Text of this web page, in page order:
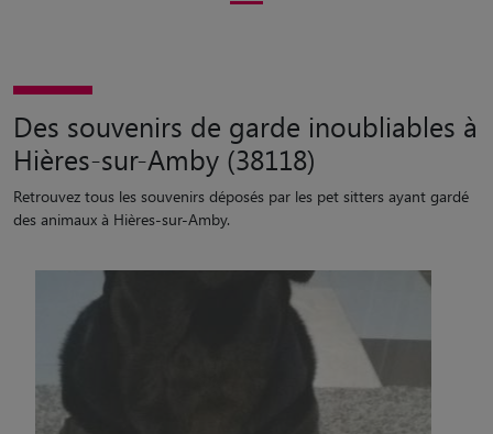
Des souvenirs de garde inoubliables à
Hières-sur-Amby (38118)
Retrouvez tous les souvenirs déposés par les pet sitters ayant gardé
des animaux à Hières-sur-Amby.